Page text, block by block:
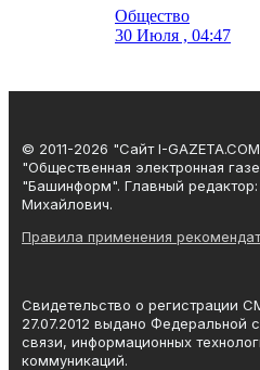
Общество
30 Июля , 04:47
© 2011-2026 "Сайт I-
"Общественная электронная
"Башинформ". Главный
Михайлович.
Правила применения
Свидетельство о регистрации
27.07.2012 выдано Федеральной
связи, информационных
коммуникаций.